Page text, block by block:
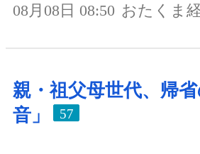
08月08日 08:50 おたくま
親・祖父母世代、帰
音」
57